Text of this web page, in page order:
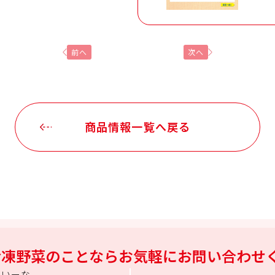
前へ 次へ
商品情報一覧へ戻る
野菜のことならお気軽にお問い合わせ